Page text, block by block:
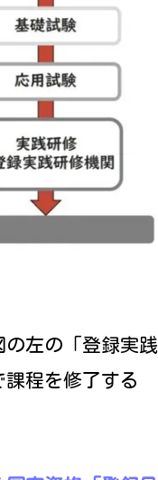
左の「登録実践
程を修了する